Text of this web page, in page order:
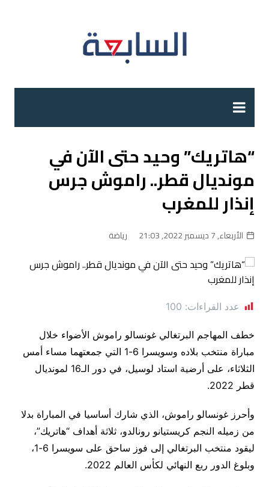
“هاتريك” وحيد حتى الآن في
مونديال قطر.. راموش جرس
إنذار للمغرب
الأربعاء, 7 ديسمبر 2022, 21:03 رياضة
عدد القراءات: 100
خطف المهاجم البرتغالي غونسالو راموش الأضواء خلال
مباراة منتخب بلاده وسويسرا 6-1 التي جمعتهما مساء أمس
الثلاثاء، على أرضية استاد لوسيل، في دور الـ16 لمونديال
قطر 2022.
وأحرز غونسالو راموش، الذي شارك أساسيا في المباراة بدلا
من زميله النجم كريستيانو رونالدو، ثلاثة أهداف “هاتريك”،
ليقود منتخب البرتغالي إلى فوز ساحق على سويسرا 6-1،
وبلوغ الدور ربع النهائي لكأس العالم 2022.